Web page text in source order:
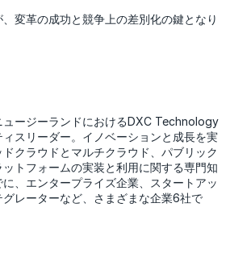
変革の成功と競争上の差別化の鍵となり
ュージーランドにおけるDXC Technology
スリーダー。イノベーションと成長を実
クラウドとマルチクラウド、パブリック
トフォームの実装と利用に関する専門知
、エンタープライズ企業、スタートアッ
レーターなど、さまざまな企業6社で